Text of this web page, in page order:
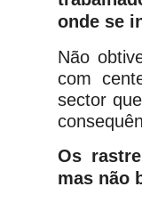
onde se
Não
com
sector
Os
mas não